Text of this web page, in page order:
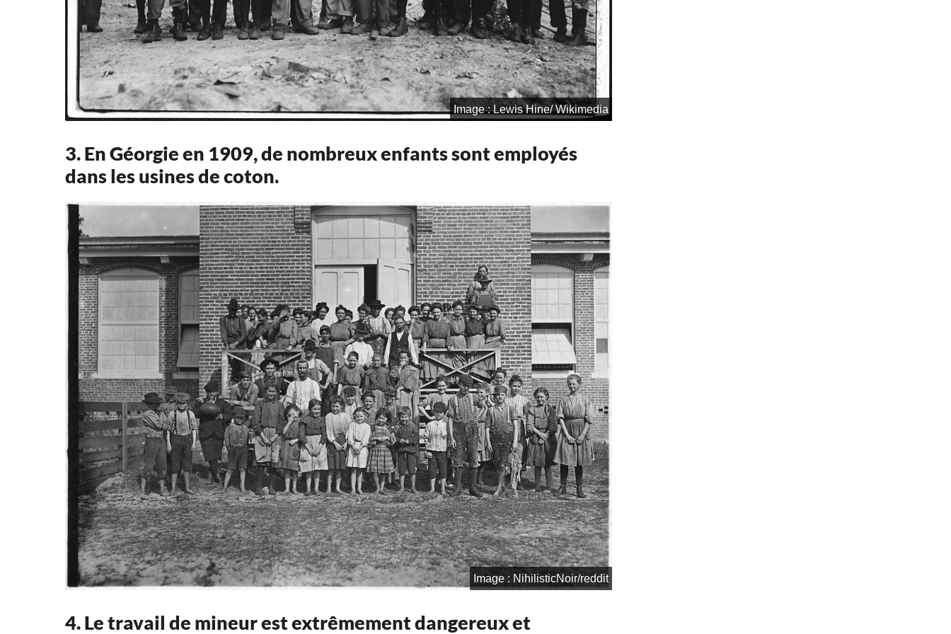
Image : Lewis Hine/ Wikimedia
3. En Géorgie en 1909, de nombreux enfants sont employés
dans les usines de coton.
Image : NihilisticNoir/reddit
4. Le travail de mineur est extrêmement dangereux et